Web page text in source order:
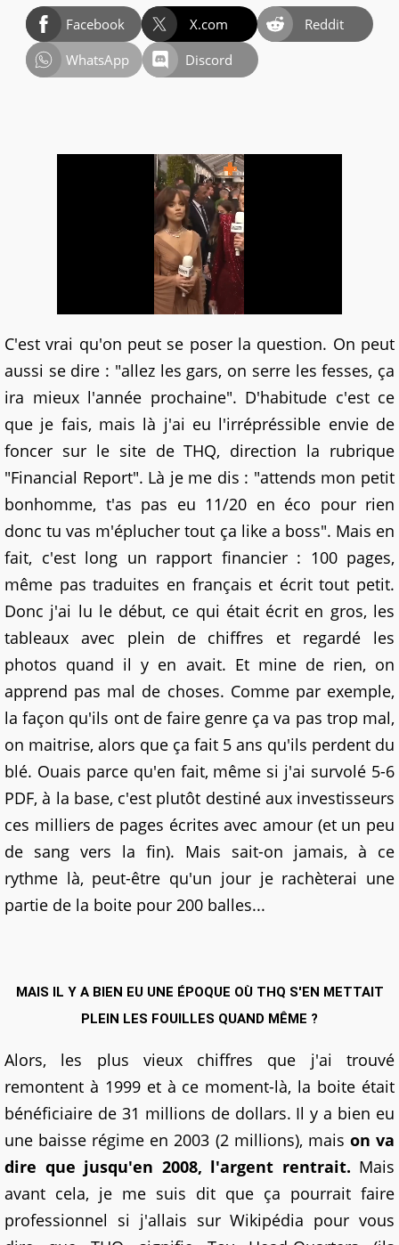
Facebook X.com
Reddit
WhatsApp
Discord
C'est vrai qu'on peut se poser la question. On peut
aussi se dire : "allez les gars, on serre les fesses, ça
ira mieux l'année prochaine". D'habitude c'est ce
que je fais, mais là j'ai eu l'irrépréssible envie de
foncer sur le site de THQ, direction la rubrique
"Financial Report". Là je me dis : "attends mon petit
bonhomme, t'as pas eu 11/20 en éco pour rien
donc tu vas m'éplucher tout ça like a boss". Mais en
fait, c'est long un rapport financier : 100 pages,
même pas traduites en français et écrit tout petit.
Donc j'ai lu le début, ce qui était écrit en gros, les
tableaux avec plein de chiffres et regardé les
photos quand il y en avait. Et mine de rien, on
apprend pas mal de choses. Comme par exemple,
la façon qu'ils ont de faire genre ça va pas trop mal,
on maitrise, alors que ça fait 5 ans qu'ils perdent du
blé. Ouais parce qu'en fait, même si j'ai survolé 5-6
PDF, à la base, c'est plutôt destiné aux investisseurs
ces milliers de pages écrites avec amour (et un peu
de sang vers la fin). Mais sait-on jamais, à ce
rythme là, peut-être qu'un jour je rachèterai une
partie de la boite pour 200 balles...
MAIS IL Y A BIEN EU UNE ÉPOQUE OÙ THQ S'EN METTAIT
PLEIN LES FOUILLES QUAND MÊME ?
Alors, les plus vieux chiffres que j'ai trouvé
remontent à 1999 et à ce moment-là, la boite était
bénéficiaire de 31 millions de dollars. Il y a bien eu
une baisse régime en 2003 (2 millions), mais on va
dire que jusqu'en 2008, l'argent rentrait. Mais
avant cela, je me suis dit que ça pourrait faire
professionnel si j'allais sur Wikipédia pour vous